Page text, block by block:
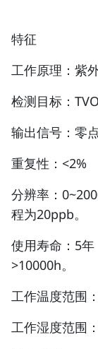
特征
工作原理：紫
检测目标：
输出信号：零
重复性：<2%
分辨率：
程为20ppb。
使用寿命：5
>10000h。
工作温度范围
工作湿度范围